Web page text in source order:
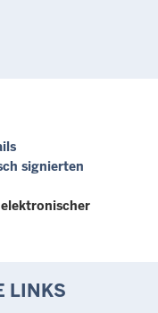
signierten
LINKS